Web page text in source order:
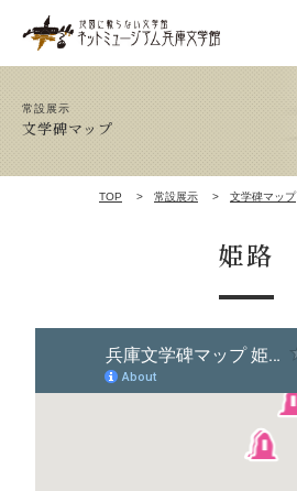
常設展示
文学碑マップ
TOP 常設展示 文学碑マップ
姫路